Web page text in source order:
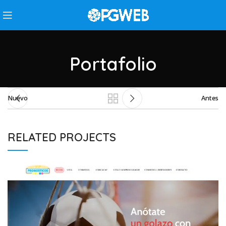
Portafolio
Nuevo Antes
RELATED PROJECTS